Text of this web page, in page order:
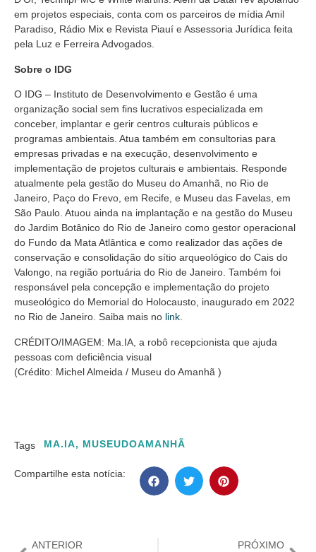
em projetos especiais, conta com os parceiros de mídia Amil
Paradiso, Rádio Mix e Revista Piauí e Assessoria Jurídica feita
pela Luz e Ferreira Advogados.
Sobre o IDG
O IDG – Instituto de Desenvolvimento e Gestão é uma
organização social sem fins lucrativos especializada em
conceber, implantar e gerir centros culturais públicos e
programas ambientais. Atua também em consultorias para
empresas privadas e na execução, desenvolvimento e
implementação de projetos culturais e ambientais. Responde
atualmente pela gestão do Museu do Amanhã, no Rio de
Janeiro, Paço do Frevo, em Recife, e Museu das Favelas, em
São Paulo. Atuou ainda na implantação e na gestão do Museu
do Jardim Botânico do Rio de Janeiro como gestor operacional
do Fundo da Mata Atlântica e como realizador das ações de
conservação e consolidação do sítio arqueológico do Cais do
Valongo, na região portuária do Rio de Janeiro. Também foi
responsável pela concepção e implementação do projeto
museológico do Memorial do Holocausto, inaugurado em 2022
no Rio de Janeiro. Saiba mais no link.
CRÉDITO/IMAGEM: Ma.IA, a robô recepcionista que ajuda
pessoas com deficiência visual
(Crédito: Michel Almeida / Museu do Amanhã )
Tags MA.IA, MUSEUDOAMANHÃ
Compartilhe esta notícia:
ANTERIOR PRÓXIMO